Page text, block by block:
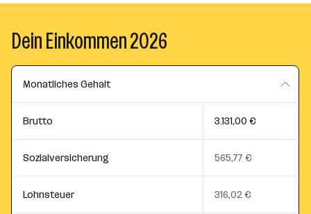
Dein Einkommen 2026
Monatliches Gehalt
Brutto 3.131,00 €
Sozialversicherung 565,77 €
Lohnsteuer 316,02 €